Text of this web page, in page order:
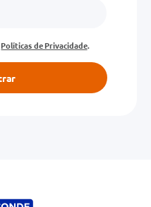
Políticas de Privacidade.